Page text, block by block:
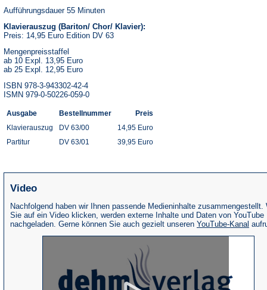
Aufführungsdauer 55 Minuten
Klavierauszug (Bariton/ Chor/ Klavier):
Preis: 14,95 Euro Edition DV 63
Mengenpreisstaffel
ab 10 Expl. 13,95 Euro
ab 25 Expl. 12,95 Euro
ISBN 978-3-943302-42-4
ISMN 979-0-50226-059-0
Ausgabe Bestellnummer
Preis
Klavierauszug
DV 63/00
14,95 Euro
Partitur
DV 63/01 39,95 Euro
Video
Nachfolgend haben wir Ihnen passende Medieninhalte zusammengestellt.
Sie auf ein Video klicken, werden externe Inhalte und Daten von YouTube
nachgeladen. Gerne können Sie auch gezielt unseren YouTube-Kanal